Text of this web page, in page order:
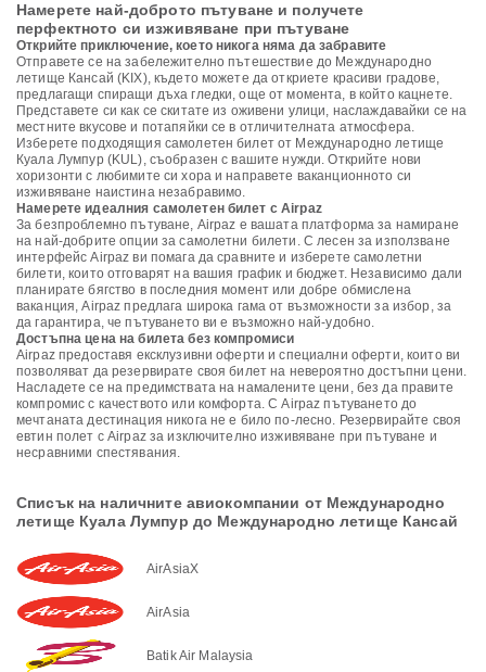
Намерете най-доброто пътуване и получете
перфектното си изживяване при пътуване
Открийте приключение, което никога няма да забравите
Отправете се на забележително пътешествие до Международно
летище Кансай (KIX), където можете да откриете красиви градове,
предлагащи спиращи дъха гледки, още от момента, в който кацнете.
Представете си как се скитате из оживени улици, наслаждавайки се на
местните вкусове и потапяйки се в отличителната атмосфера.
Изберете подходящия самолетен билет от Международно летище
Куала Лумпур (KUL), съобразен с вашите нужди. Открийте нови
хоризонти с любимите си хора и направете ваканционното си
изживяване наистина незабравимо.
Намерете идеалния самолетен билет с Airpaz
За безпроблемно пътуване, Airpaz е вашата платформа за намиране
на най-добрите опции за самолетни билети. С лесен за използване
интерфейс Airpaz ви помага да сравните и изберете самолетни
билети, които отговарят на вашия график и бюджет. Независимо дали
планирате бягство в последния момент или добре обмислена
ваканция, Airpaz предлага широка гама от възможности за избор, за
да гарантира, че пътуването ви е възможно най-удобно.
Достъпна цена на билета без компромиси
Airpaz предоставя ексклузивни оферти и специални оферти, които ви
позволяват да резервирате своя билет на невероятно достъпни цени.
Насладете се на предимствата на намалените цени, без да правите
компромис с качеството или комфорта. С Airpaz пътуването до
мечтаната дестинация никога не е било по-лесно. Резервирайте своя
евтин полет с Airpaz за изключително изживяване при пътуване и
несравними спестявания.
Списък на наличните авиокомпании от Международно
летище Куала Лумпур до Международно летище Кансай
AirAsiaX
AirAsia
Batik Air Malaysia